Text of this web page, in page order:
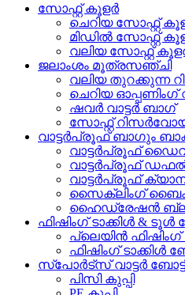
സോഫ്റ്റ് കൂളർ
ചെറിയ സോഫ്റ്റ്
മിഡിൽ സോഫ്റ്റ്
വലിയ സോഫ്റ്റ്
ജലാംശം മൂത്രസഞ്ചി
വലിയ തുറക്കുന്ന
ചെറിയ ഓപ്പണിംഗ്
ഷവർ വാട്ടർ ബാഗ്
സോഫ്റ്റ്
വാട്ടർപ്രൂഫ് ബാഗും
വാട്ടർപ്രൂഫ്
വാട്ടർപ്രൂഫ്
വാട്ടർപ്രൂഫ്
സൈക്ലിംഗ്
ഹൈഡ്രേഷൻ
ഫിഷിംഗ് ടാക്കിൾ &
പ്ലെയിൻ
ഫിഷിംഗ്
സ്പോർട്സ് വാട്ടർ
പിസി കുപ്പി